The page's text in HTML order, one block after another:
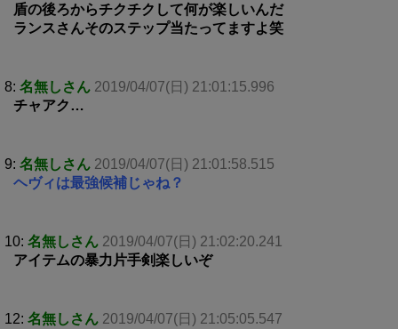
盾の後ろからチクチクして何が楽しいんだ
ランスさんそのステップ当たってますよ笑
8: 名無しさん 2019/04/07(日) 21:01:15.996
チャアク…
9: 名無しさん 2019/04/07(日) 21:01:58.515
ヘヴィは最強候補じゃね？
10: 名無しさん 2019/04/07(日) 21:02:20.241
アイテムの暴力片手剣楽しいぞ
12: 名無しさん 2019/04/07(日) 21:05:05.547